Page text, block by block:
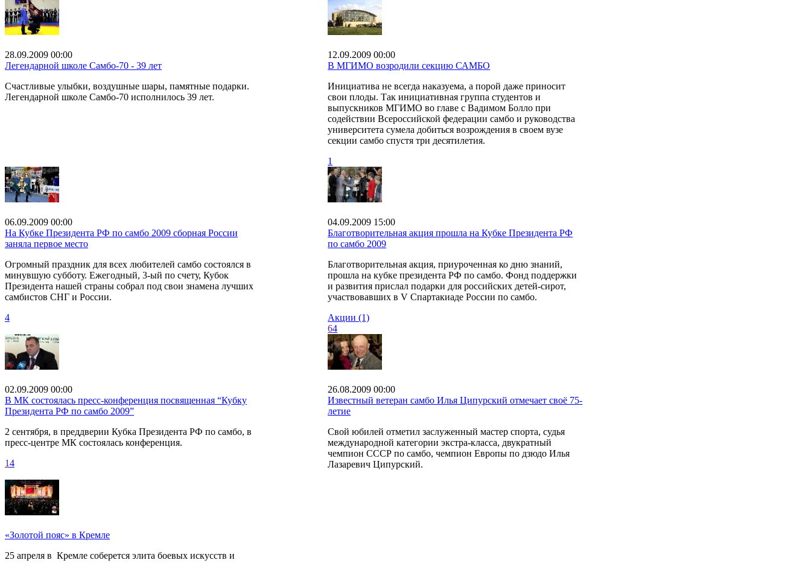
28.09.2009 00:00
Легендарной школе Самбо-70 - 39 лет
Счастливые улыбки, воздушные шары, памятные подарки.
Легендарной школе Самбо-70 исполнилось 39 лет.
12.09.2009 00:00
В МГИМО возродили секцию САМБО
Инициатива не всегда наказуема, а порой даже приносит
свои плоды. Так инициативная группа студентов и
выпускников МГИМО во главе с Вадимом Болло при
содействии Всероссийской федерации самбо и руководства
университета сумела добиться возрождения в своем вузе
секции самбо спустя три десятилетия.
1
06.09.2009 00:00
На Кубке Президента РФ по самбо 2009 сборная России
заняла первое место
Огромный праздник для всех любителей самбо состоялся в
минувшую субботу. Ежегодный, 3-ый по счету, Кубок
Президента нашей страны собрал под свои знамена лучших
самбистов СНГ и России.
4
04.09.2009 15:00
Благотворительная акция прошла на Кубке Президента РФ
по самбо 2009
Благотворительная акция, приуроченная ко дню знаний,
прошла на кубке президента РФ по самбо. Фонд поддержки
и развития прислал подарки для российских детей-сирот,
участвовавших в V Спартакиаде России по самбо.
Акции (1)
64
02.09.2009 00:00
В МК состоялась пресс-конференция посвященная “Кубку
Президента РФ по самбо 2009”
2 сентября, в преддверии Кубка Президента РФ по самбо, в
пресс-центре МК состоялась конференция.
14
26.08.2009 00:00
Известный ветеран самбо Илья Ципурский отмечает своё 75-
летие
Свой юбилей отметил заслуженный мастер спорта, судья
международной категории экстра-класса, двукратный
чемпион СССР по самбо, чемпион Европы по дзюдо Илья
Лазаревич Ципурский.
«Золотой пояс» в Кремле
25 апреля в Кремле соберется элита боевых искусств и